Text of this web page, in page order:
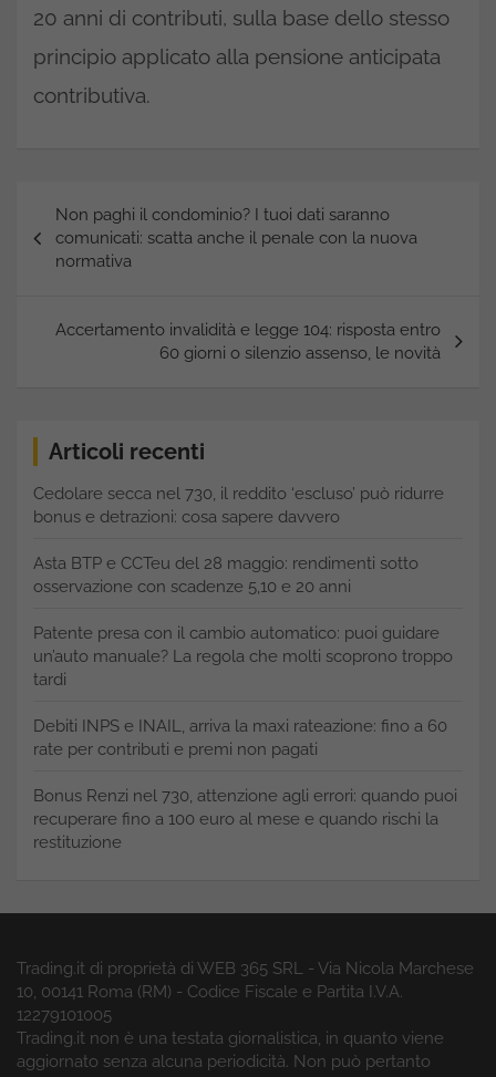
20 anni di contributi, sulla base dello stesso
principio applicato alla pensione anticipata
contributiva.
Navigazione
articoli
Non paghi il condominio? I tuoi dati saranno
comunicati: scatta anche il penale con la nuova
normativa
Accertamento invalidità e legge 104: risposta entro
60 giorni o silenzio assenso, le novità
Articoli recenti
Cedolare secca nel 730, il reddito ‘escluso’ può ridurre
bonus e detrazioni: cosa sapere davvero
Asta BTP e CCTeu del 28 maggio: rendimenti sotto
osservazione con scadenze 5,10 e 20 anni
Patente presa con il cambio automatico: puoi guidare
un’auto manuale? La regola che molti scoprono troppo
tardi
Debiti INPS e INAIL, arriva la maxi rateazione: fino a 60
rate per contributi e premi non pagati
Bonus Renzi nel 730, attenzione agli errori: quando puoi
recuperare fino a 100 euro al mese e quando rischi la
restituzione
Trading.it di proprietà di WEB 365 SRL - Via Nicola Marchese
10, 00141 Roma (RM) - Codice Fiscale e Partita I.V.A.
12279101005
Trading.it non è una testata giornalistica, in quanto viene
aggiornato senza alcuna periodicità. Non può pertanto